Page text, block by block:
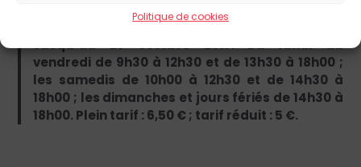
Politique de cookies
Centre international du vitrail, 5, rue du
Cardinal Pie, 28000 Chartres. Tél. : 02 37 21 65 72.
Jusqu’au 28 octobre 2017. Du lundi au
vendredi de 9h30 à 12h30 et de 13h30 à 18h00 ;
les samedis de 10h00 à 12h30 et de 14h30 à
18h00 ; les dimanches et jours fériés de 14h30 à
18h00. Plein tarif : 6,50 € ; tarif réduit : 5 €.